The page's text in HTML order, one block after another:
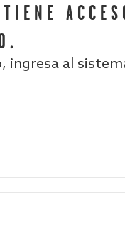
ingresa al